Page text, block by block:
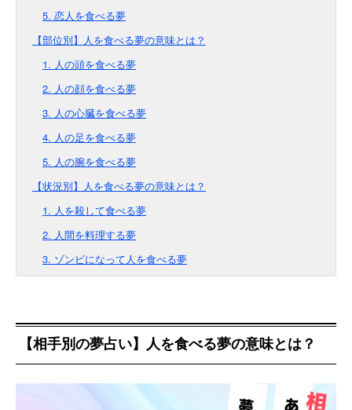
5. 恋人を食べる夢
【部位別】人を食べる夢の意味とは？
1. 人の頭を食べる夢
2. 人の顔を食べる夢
3. 人の心臓を食べる夢
4. 人の足を食べる夢
5. 人の腕を食べる夢
【状況別】人を食べる夢の意味とは？
1. 人を殺して食べる夢
2. 人間を料理する夢
3. ゾンビになって人を食べる夢
【相手別の夢占い】人を食べる夢の意味とは？